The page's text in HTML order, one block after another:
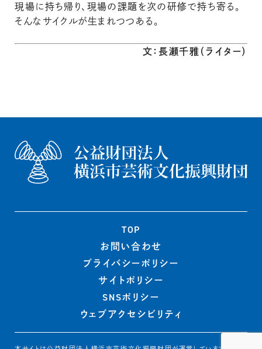
現場に持ち帰り、現場の課題を次の研修で持ち寄る。
そんなサイクルが生まれつつある。
文：長瀬千雅（ライター）
TOP
お問い合わせ
プライバシーポリシー
サイトポリシー
SNSポリシー
ウェブアクセシビリティ